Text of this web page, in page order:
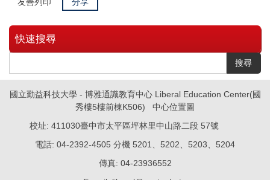
友善列印 分享
快速搜尋
搜尋
國立勤益科技大學 - 博雅通識教育中心 Liberal Education Center(國
秀樓5樓前棟K506) 中心位置圖
校址: 411030臺中市太平區坪林里中山路二段 57號
電話: 04-2392-4505 分機 5201、5202、5203、5204
傳真: 04-23936552